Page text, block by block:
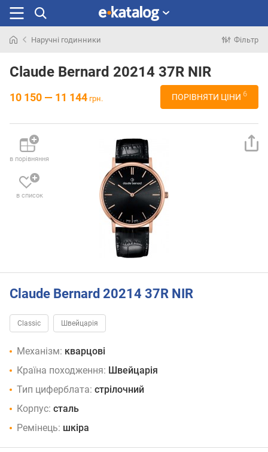
раніше
Наручні годинники Фільтр
Claude Bernard 20214 37R NIR
10 150 — 11 144 грн. ПОРІВНЯТИ ЦІНИ 6
в порівняння
в список
Claude Bernard 20214 37R NIR
Classic Швейцарія
Механізм: кварцові
Країна походження: Швейцарія
Тип циферблата: стрілочний
Корпус: сталь
Ремінець: шкіра